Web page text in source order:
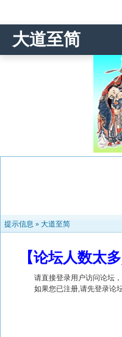
大道至简
提示信息 » 大道至简
【论坛人数太
请直接登录用户访问论坛
如果您已注册,请先登录论